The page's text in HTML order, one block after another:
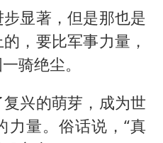
显著，但是那也是
，要比军事力量，
骑绝尘。
兴的萌芽，成为世
力量。俗话说，“真